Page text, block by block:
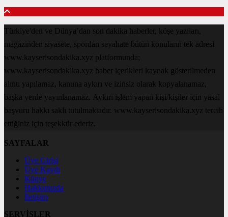
Türkiye'den ve Dünya’dan son dakika haberler, köşe yazıları,
magazinden siyasete, spordan seyahate bütün konuların tek adresi
www.kayserisondakika.xyz platformunda;
www.kayserisondakika.xyz haber içerikleri kaynak gösterilmeden
alıntı yapılamaz, kanuna aykırı ve izinsiz olarak kopyalanamaz,
başka yerde yayınlanamaz. Aykırı işlem yapan kişi/kişiler için yasal
başvuru hakkı saklı tutulmaktadır. www.kayserisondakika.xyz tercih
ettiğiniz için teşekkür ederiz.
SAYFALAR
Üye Girişi
Üye Kaydı
Künye
Hakkımızda
İletişim
SERVİSLER